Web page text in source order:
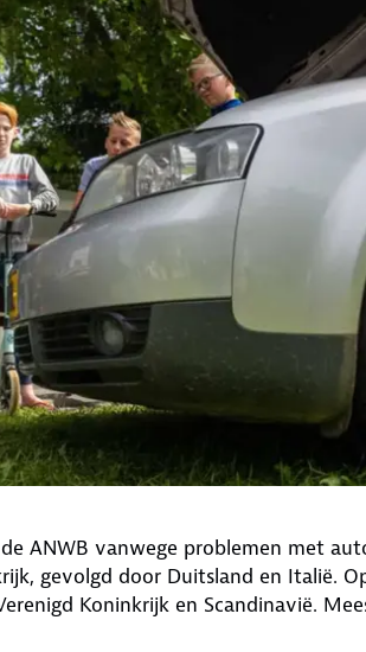
ANWB vanwege problemen met
gevolgd door Duitsland en Italië.
Koninkrijk en Scandinavië.